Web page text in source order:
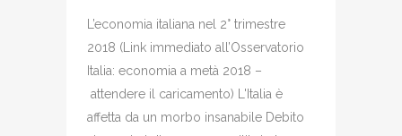
L’economia italiana nel 2° trimestre
2018 (Link immediato all’Osservatorio
Italia: economia a metà 2018 –
attendere il caricamento) L'Italia è
affetta da un morbo insanabile Debito